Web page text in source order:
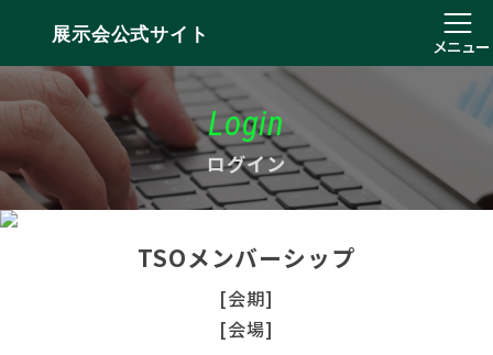
展示会公式サイト
メニュー
Login
ログイン
TSOメンバーシップ
[会期]
[会場]